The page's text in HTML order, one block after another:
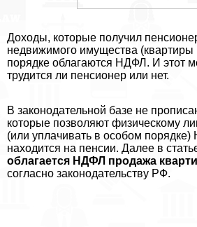
Доходы, которые получил
недвижимого имущества
порядке облагаются НДФЛ. И этот
трудится ли пенсионер или нет.
В законодательной базе не
которые позволяют физическому
(или уплачивать в особом
находится на пенсии. Далее в
облагается НДФЛ продажа
согласно законодательству РФ.